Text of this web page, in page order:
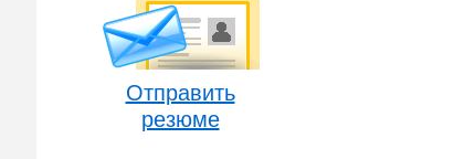
Отправить
резюме